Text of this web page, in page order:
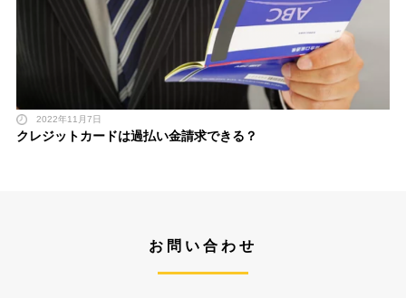
2022年11月7日
クレジットカードは過払い金請求できる？
お問い合わせ